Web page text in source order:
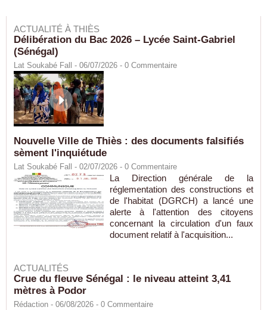
ACTUALITÉ À THIÈS
Délibération du Bac 2026 – Lycée Saint-Gabriel
(Sénégal)
Lat Soukabé Fall - 06/07/2026 - 0 Commentaire
Nouvelle Ville de Thiès : des documents falsifiés
sèment l'inquiétude
Lat Soukabé Fall - 02/07/2026 - 0 Commentaire
La Direction générale de la
réglementation des constructions et
de l'habitat (DGRCH) a lancé une
alerte à l'attention des citoyens
concernant la circulation d'un faux
document relatif à l'acquisition...
ACTUALITÉS
Crue du fleuve Sénégal : le niveau atteint 3,41
mètres à Podor
Rédaction - 06/08/2026 - 0 Commentaire